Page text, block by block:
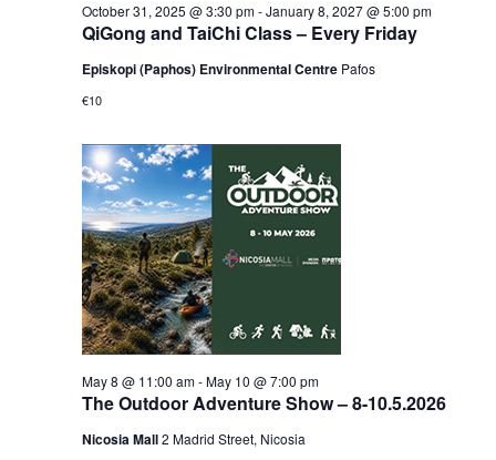
QiGong and TaiChi Class – Every Friday
October 31, 2025 @ 3:30 pm-January 8, 2027 @ 5:00 pm
Episkopi (Paphos) Environmental Centre Pafos
€10
The Outdoor Adventure Show – 8-10.5.2026
May 8 @ 11:00 am-May 10 @ 7:00 pm
Nicosia Mall2 Madrid Street, Nicosia